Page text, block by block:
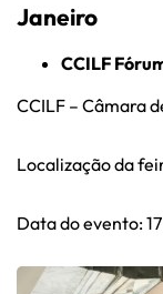
Janeiro
CCILF
CCILF – Câmara
Localização da
Data do evento: